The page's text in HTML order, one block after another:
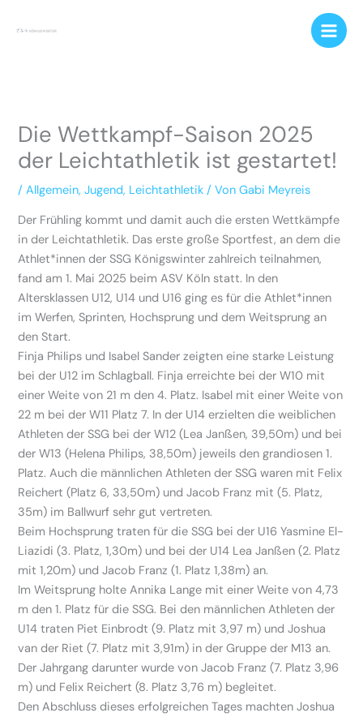
Inhalt
Die Wettkampf-Saison 2025
der Leichtathletik ist gestartet!
/Allgemein,Jugend, Leichtathletik / VonGabi Meyreis
Der Frühling kommt und damit auch die ersten Wettkämpfe
in der Leichtathletik. Das erste große Sportfest, an dem die
Athlet*innen der SSG Königswinter zahlreich teilnahmen,
fand am 1. Mai 2025 beim ASV Köln statt. In den
Altersklassen U12, U14 und U16 ging es für die Athlet*innen
im Werfen, Sprinten, Hochsprung und dem Weitsprung an
den Start.
Finja Philips und Isabel Sander zeigten eine starke Leistung
bei der U12 im Schlagball. Finja erreichte bei der W10 mit
einer Weite von 21 m den 4. Platz. Isabel mit einer Weite von
22 m bei der W11 Platz 7. In der U14 erzielten die weiblichen
Athleten der SSG bei der W12 (Lea Janßen, 39,50m) und bei
der W13 (Helena Philips, 38,50m) jeweils den grandiosen 1.
Platz. Auch die männlichen Athleten der SSG waren mit Felix
Reichert (Platz 6, 33,50m) und Jacob Franz mit (5. Platz,
35m) im Ballwurf sehr gut vertreten.
Beim Hochsprung traten für die SSG bei der U16 Yasmine El-
Liazidi (3. Platz, 1,30m) und bei der U14 Lea Janßen (2. Platz
mit 1,20m) und Jacob Franz (1. Platz 1,38m) an.
Im Weitsprung holte Annika Lange mit einer Weite von 4,73
m den 1. Platz für die SSG. Bei den männlichen Athleten der
U14 traten Piet Einbrodt (9. Platz mit 3,97 m) und Joshua
van der Riet (7. Platz mit 3,91m) in der Gruppe der M13 an.
Der Jahrgang darunter wurde von Jacob Franz (7. Platz 3,96
m) und Felix Reichert (8. Platz 3,76 m) begleitet.
Den Abschluss dieses erfolgreichen Tages machten Joshua